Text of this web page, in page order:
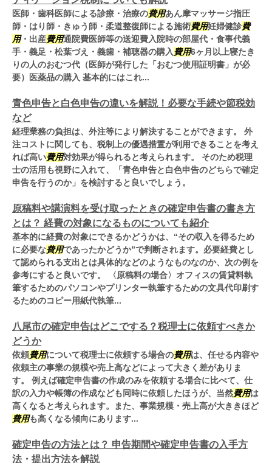
医師・歯科医師による診療・治療の費用あん摩マッサージ指圧
師・はり師・きゅう師・柔道整復師による施術費用妊婦健診費
用・出産費用通院費医師等の送迎費入院時の部屋代・食事代義
手・義足・松葉づえ・義歯・補聴器の購入費用6ヶ月以上寝たき
りの人のおむつ代（医師が発行した「おむつ使用証明書」が必
要）医薬品の購入 基本的にはこれ...
青色申告と白色申告の違いを解説！必要な手続や節税効
など
経理業務の負担は、外注等により解決することができます。 外
注コストに関しても、税制上の優遇措置が利用できることを考え
れば高い費用対効果が得られると考えられます。 そのため税理
士の活用も視野に入れて、「青色申告と白色申告のどちらで確定
申告を行うのか」を検討すると良いでしょう。
原稿料や講演料を受け取ったときの確定申告書の書き方
とは？ 経費の対象になるものについても紹介
基本的に経費の対象にできるかどうかは、“その収入を得るため
に必要な費用であったかどうか”で判断されます。必要経費とし
て認められる支出とは具体的などのようなものなのか、次の例を
参考にすると良いです。 〈原稿料の場合〉オフィスの賃貸料執
筆するためのパソコンやプリンター執筆するための文具代印刷す
るためのコピー用紙代執筆...
八尾市の確定申告はどこでする？税理士に依頼すべきか
どうか
依頼費用について税理士に依頼する場合の費用は、任せる内容や
依頼主の事業の規模や売上高などによって大きく差がありま
す。 例えば確定申告書の作成のみを依頼する場合に比べて、仕
訳の入力や帳簿の作成なども同時に依頼したほうが、当然費用は
高くなると考えられます。また、事業規模・売上高が大ききほど
費用も高くなる傾向にあります...
確定申告の方法とは？ 申告期間や確定申告書の入手方
法・提出方法を解説